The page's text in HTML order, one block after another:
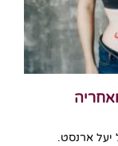
יעל ארנסט.